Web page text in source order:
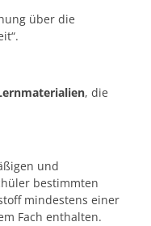
über die
, die
und
bestimmten
mindestens einer
Fach enthalten.